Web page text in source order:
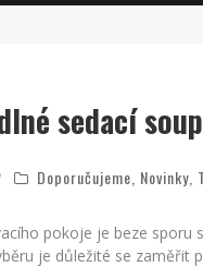
sedací
Doporučujeme Novinky
pokoje je beze
je důležité se zaměřit